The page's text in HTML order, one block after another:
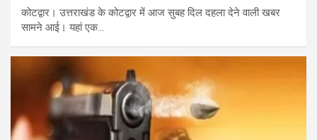
कोटद्वार। उत्तराखंड के कोटद्वार में आज सुबह दिल दहला देने वाली खबर
सामने आई। यहां एक…